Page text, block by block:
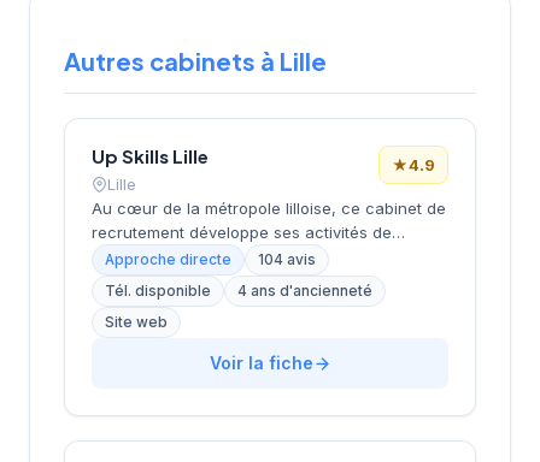
Autres cabinets à Lille
Up Skills Lille
Lille
★4.9
Au cœur de la métropole lilloise, ce cabinet de
recrutement développe ses activités de
placement et de conseil RH depuis son
implantation boulevard Louis XIV. La structure
bénéficie d'une excellente réputation locale,
attestée par une note de 4,9/5 sur plus de 100
avis clients. Intégrée au réseau Actual Group,
elle mobilise l'expertise collective du réseau
Approche directe
104 avis
Tél. disponible
4 ans d'ancienneté
Site web
Voir la fiche